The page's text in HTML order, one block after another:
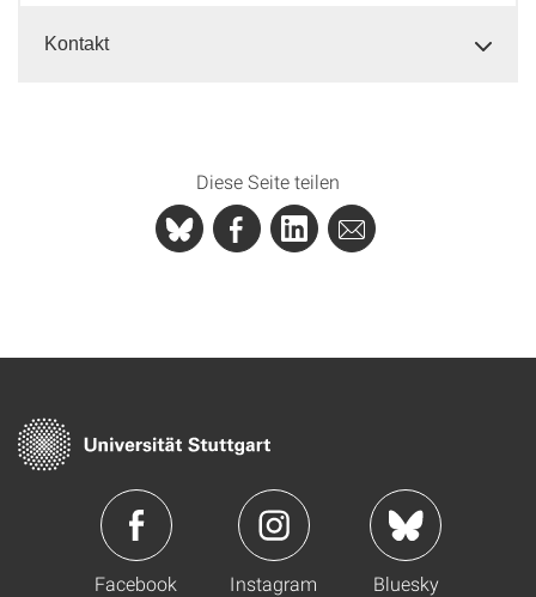
Kontakt
Diese Seite teilen
Facebook Instagram Bluesky